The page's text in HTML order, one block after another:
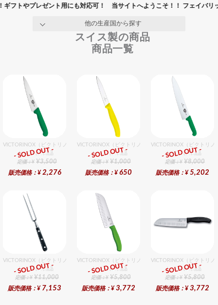
トやプレゼント用にも対応可！ 当サイトへようこそ！！ フェイバリ
all brands
他の生産国から探す
インドネシア製
マレーシア製
スイス製の商品
商品一覧
VICTORINOX（ビクトリノックス） ペティナイフ gN 15cm
スイス製の商品
定価：¥ ¥3,500
販売価格：¥ 2,276
- SOLD OUT -
VICTORINOX（ビクトリノックス） ペティーナイフ YL
スイス製の商品
定価：¥ ¥1,000
販売価格：¥ 650
- SOLD OUT -
VICTORINOX（ビクトリ
スイス製の商品
定価：¥ ¥8,000
販売価格：¥ 5,202
- SOLD OUT -
VICTORINOX（ビクトリノックス） カービングフォーク
スイス製の商品
定価：¥ ¥11,000
販売価格：¥ 7,153
- SOLD OUT -
VICTORINOX（ビクトリノックス） ＦＣ三徳包丁プラス
スイス製の商品
定価：¥ ¥5,800
販売価格：¥ 3,772
- SOLD OUT -
VICTORINOX（ビクトリ
スイス製の商品
定価：¥ ¥5,800
販売価格：¥ 3,772
- SOLD OUT -